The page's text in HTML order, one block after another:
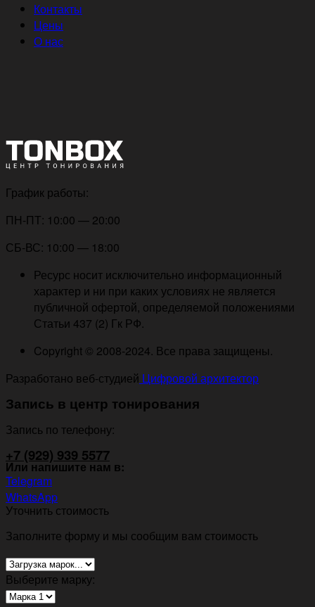
Контакты
Цены
О нас
График работы:
ПН-ПТ: 10:00 — 20:00
СБ-ВС: 10:00 — 18:00
Ресурс носит исключительно информационный
характер и ни при каких условиях не является
публичной офертой, определяемой положениями
Статьи 437 (2) Гк РФ.
Copyright © 2008-2024. Все права защищены.
Разработано веб-студией Цифровой архитектор
Запись в центр тонирования
Запись по телефону:
+7 (929) 939 5577
Или напишите нам в:
Telegram
WhatsApp
Уточнить стоимость
Заполните форму и мы сообщим вам стоимость
Выберите марку: